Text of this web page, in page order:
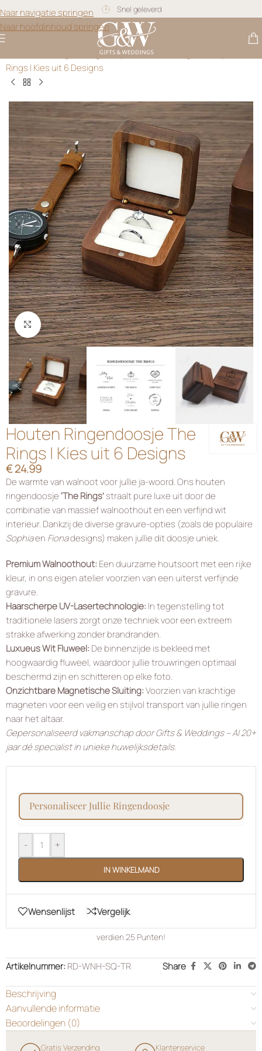
Naar navigatie springen
Naar hoofdinhoud springen
Snel geleverd
Gratis personalisatie
Ringdoosjes>Houten Ringendoosje The
Rings | Kies uit 6 Designs
Klik om te vergroten
Houten Ringendoosje The
Rings | Kies uit 6 Designs
€24.99
De warmte van walnoot voor jullie ja-woord. Ons houten
ringendoosje ‘The Rings’straalt pure luxe uit door de
combinatie van massief walnoothout en een verfijnd wit
interieur. Dankzij de diverse gravure-opties (zoals de populaire
Sophiaen Fionadesigns) maken jullie dit doosje uniek.
Premium Walnoothout:Een duurzame houtsoort met een rijke
kleur, in ons eigen atelier voorzien van een uiterst verfijnde
gravure.
Haarscherpe UV-Lasertechnologie:In tegenstelling tot
traditionele lasers zorgt onze techniek voor een extreem
strakke afwerking zonder brandranden.
Luxueus Wit Fluweel:De binnenzijde is bekleed met
hoogwaardig fluweel, waardoor jullie trouwringen optimaal
beschermd zijn en schitteren op elke foto.
Onzichtbare Magnetische Sluiting:Voorzien van krachtige
magneten voor een veilig en stijlvol transport van jullie ringen
naar het altaar.
Gepersonaliseerd vakmanschap door Gifts & Weddings – Al 20+
jaar dé specialist in unieke huwelijksdetails.
personaliseer jullie ringendoosje
- +
IN WINKELMAND
Wensenlijst Vergelijk
verdien25 Punten!
Artikelnummer:RD-WNH-SQ-TR Share
Beschrijving
Aanvullende informatie
Beoordelingen (0)
Gratis Verzending Klantenservice